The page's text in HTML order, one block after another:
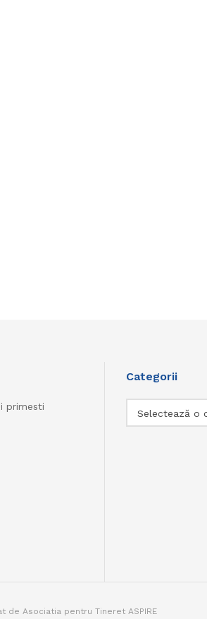
primesti
Categorii
Selectează o
Asociatia pentru Tineret ASPIRE